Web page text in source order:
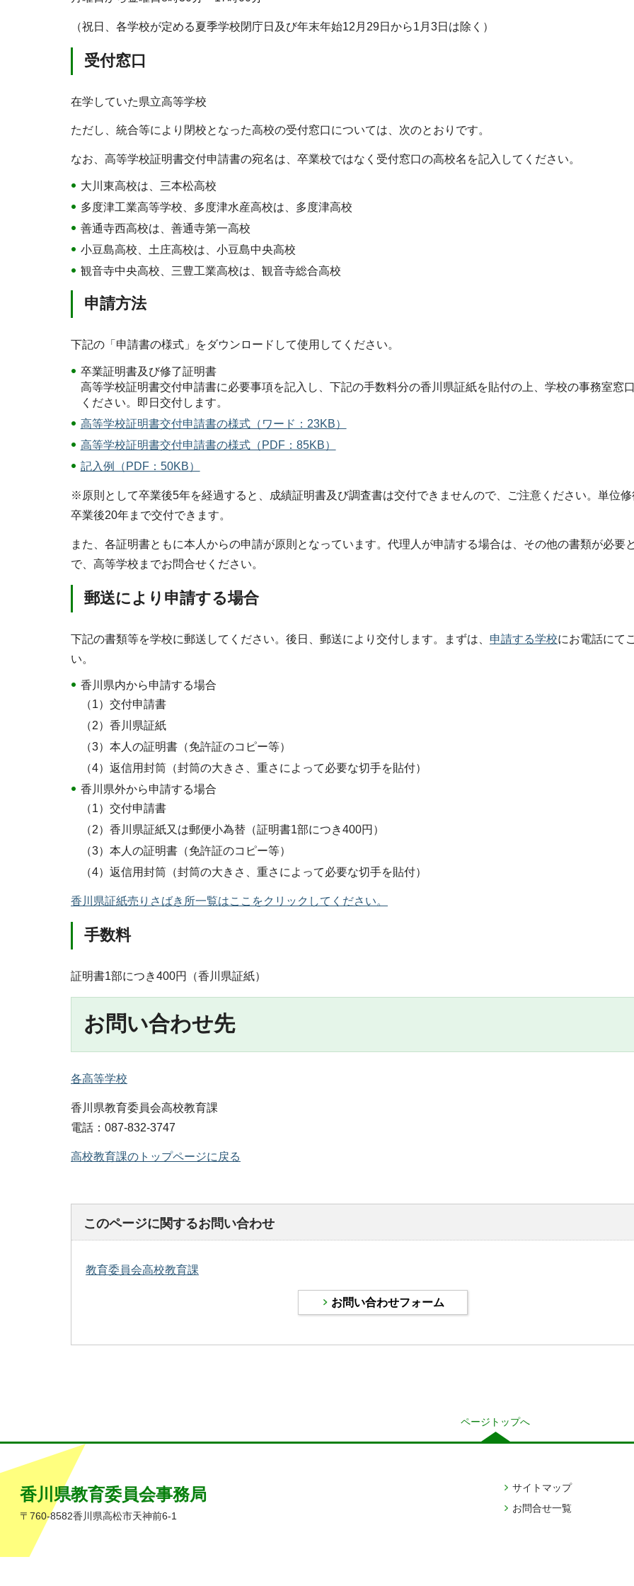
（祝日、各学校が定める夏季学校閉庁日及び年末年始12月29日から1月3日は除く）
受付窓口
在学していた県立高等学校
ただし、統合等により閉校となった高校の受付窓口については、次のとおりです。
なお、高等学校証明書交付申請書の宛名は、卒業校ではなく受付窓口の高校名を記入してください。
大川東高校は、三本松高校
多度津工業高等学校、多度津水産高校は、多度津高校
善通寺西高校は、善通寺第一高校
小豆島高校、土庄高校は、小豆島中央高校
観音寺中央高校、三豊工業高校は、観音寺総合高校
申請方法
下記の「申請書の様式」をダウンロードして使用してください。
卒業証明書及び修了証明書
高等学校証明書交付申請書に必要事項を記入し、下記の手数料分の香川県証紙を貼付の上、学校の事務室窓
ください。即日交付します。
高等学校証明書交付申請書の様式（ワード：23KB）
高等学校証明書交付申請書の様式（PDF：85KB）
記入例（PDF：50KB）
※原則として卒業後5年を経過すると、成績証明書及び調査書は交付できませんので、ご注意ください。単位
卒業後20年まで交付できます。
また、各証明書ともに本人からの申請が原則となっています。代理人が申請する場合は、その他の書類が必要
で、高等学校までお問合せください。
郵送により申請する場合
下記の書類等を学校に郵送してください。後日、郵送により交付します。まずは、 申請する学校にお電話にて
い。
香川県内から申請する場合
（1）交付申請書
（2）香川県証紙
（3）本人の証明書（免許証のコピー等）
（4）返信用封筒（封筒の大きさ、重さによって必要な切手を貼付）
香川県外から申請する場合
（1）交付申請書
（2）香川県証紙又は郵便小為替（証明書1部につき400円）
（3）本人の証明書（免許証のコピー等）
（4）返信用封筒（封筒の大きさ、重さによって必要な切手を貼付）
香川県証紙売りさばき所一覧はここをクリックしてください。
手数料
証明書1部につき400円（香川県証紙）
お問い合わせ先
各高等学校
香川県教育委員会高校教育課
電話：087-832-3747
高校教育課のトップページに戻る
このページに関するお問い合わせ
教育委員会高校教育課
ページトップへ
香川県教育委員会事務局
〒760-8582香川県高松市天神前6-1
サイトマップ
お問合せ一覧